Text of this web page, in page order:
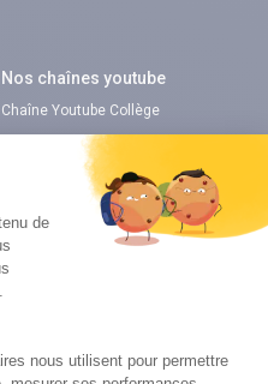
Nos chaînes youtube
Chaîne Youtube Collège
Chaîne Youtube Lycée
Nos applications
Application Android Pitangoo